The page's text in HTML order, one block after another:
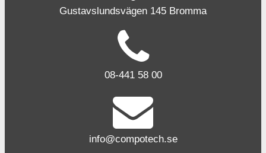
Gustavslundsvägen 145 Bromma
08-441 58 00
info@compotech.se